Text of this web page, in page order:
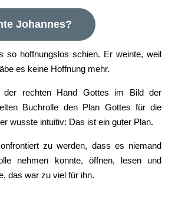
Johannes?
so hoffnungslos schien. Er weinte, weil
es keine Hoffnung mehr.
der rechten Hand Gottes im Bild der
Buchrolle den Plan Gottes für die
wusste intuitiv: Das ist ein guter Plan.
zu werden, dass es niemand
nehmen konnte, öffnen, lesen und
das war zu viel für ihn.